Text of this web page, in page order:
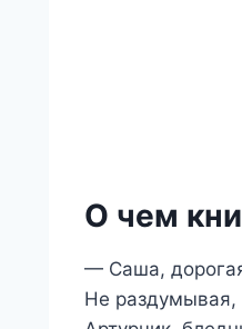
О чем
— Саша,
Не раздумывая,